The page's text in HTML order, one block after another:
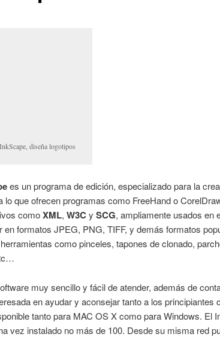
InkScape, diseña logotipos
es un programa de edición, especializado para la
lo que ofrecen programas como FreeHand o
comoXML,W3CySCG, ampliamente usados en
en formatos JPEG, PNG, TIFF, y demás formatos
como pinceles, tapones de clonado,
muy sencillo y fácil de atender, además de
en ayudar y aconsejar tanto a los principiantes
tanto para MAC OS X como para Windows. El
vez instalado no más de 100. Desde su misma red